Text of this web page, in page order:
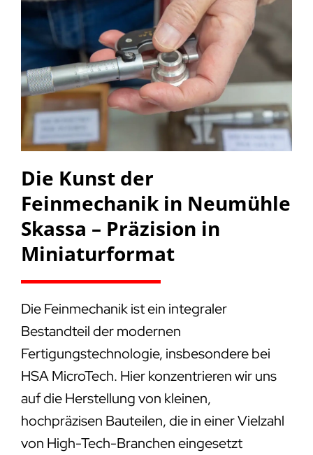
Die Kunst der
Feinmechanik in Neumühle
Skassa – Präzision in
Miniaturformat
Die Feinmechanik ist ein integraler
Bestandteil der modernen
Fertigungstechnologie, insbesondere bei
HSA MicroTech. Hier konzentrieren wir uns
auf die Herstellung von kleinen,
hochpräzisen Bauteilen, die in einer Vielzahl
von High-Tech-Branchen eingesetzt